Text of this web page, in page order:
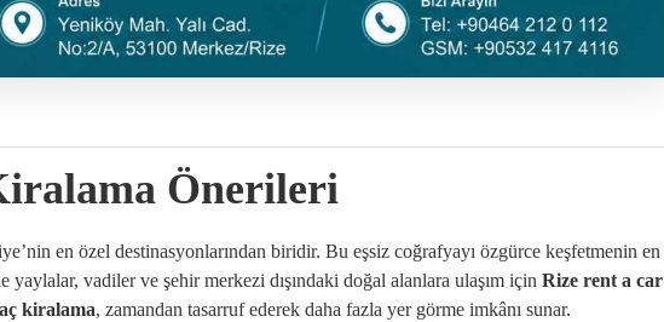
Önerileri
en özel destinasyonlarından biridir. Bu eşsiz coğrafyayı özgürce keşfetmenin en
vadiler ve şehir merkezi dışındaki doğal alanlara ulaşım için Rize rent a car
kiralama, zamandan tasarruf ederek daha fazla yer görme imkânı sunar.